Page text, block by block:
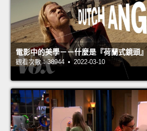
電影中的美學－－什麼是『荷蘭式鏡頭
觀看次數：38944 • 2022-03-10